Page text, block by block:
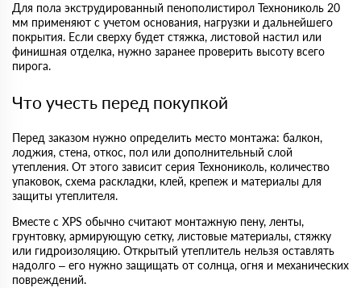
Для пола экструдированный пенополистирол Технониколь 20
мм применяют с учетом основания, нагрузки и дальнейшего
покрытия. Если сверху будет стяжка, листовой настил или
финишная отделка, нужно заранее проверить высоту всего
пирога.
Что учесть перед покупкой
Перед заказом нужно определить место монтажа: балкон,
лоджия, стена, откос, пол или дополнительный слой
утепления. От этого зависит серия Технониколь, количество
упаковок, схема раскладки, клей, крепеж и материалы для
защиты утеплителя.
Вместе с XPS обычно считают монтажную пену, ленты,
грунтовку, армирующую сетку, листовые материалы, стяжку
или гидроизоляцию. Открытый утеплитель нельзя оставлять
надолго – его нужно защищать от солнца, огня и механических
повреждений.